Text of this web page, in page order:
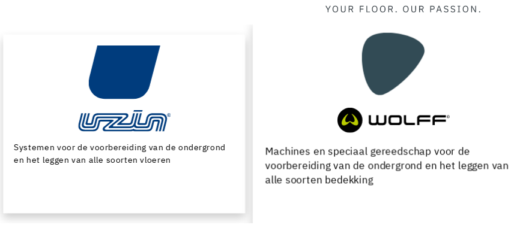
Machines en speciaal gereedschap voor de
voorbereiding van de ondergrond en het leggen van
Compleet assortiment voor de verwerking, renovatie
en onderhoud van houten vloeren